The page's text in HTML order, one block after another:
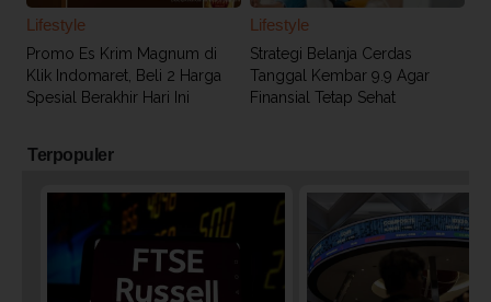
Lifestyle
Promo Es Krim Magnum di
Klik Indomaret, Beli 2 Harga
Spesial Berakhir Hari Ini
Lifestyle
Strategi Belanja Cerdas
Tanggal Kembar 9.9 Agar
Finansial Tetap Sehat
Terpopuler